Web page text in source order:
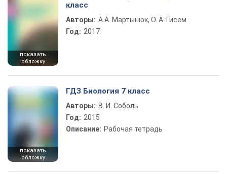
показать
обложку
класс
Авторы: А.А. Мартынюк, О. А. Гисем
Год: 2017
показать
обложку
ГДЗ Биология 7 класс
Авторы: В. И. Соболь
Год: 2015
Описание: Рабочая тетрадь